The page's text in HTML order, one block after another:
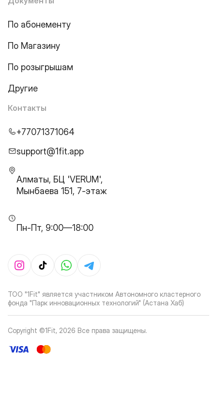
По абонементу
По Магазину
По розыгрышам
Другие
Контакты
+77071371064
support@1fit.app
Алматы, БЦ 'VERUM',
Мынбаева 151, 7-этаж
Пн-Пт, 9:00—18:00
ТОО "1Fit" является участником Автономного кластерного
фонда "Парк инновационных технологий" (Астана Хаб)
Copyright ©1Fit, 2026 Все права защищены.